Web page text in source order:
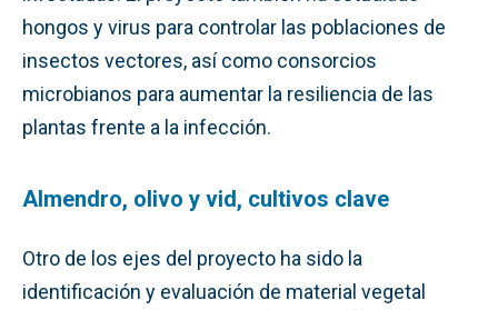
hongos y virus para controlar las poblaciones de
insectos vectores, así como consorcios
microbianos para aumentar la resiliencia de las
plantas frente a la infección.
Almendro, olivo y vid, cultivos clave
Otro de los ejes del proyecto ha sido la
identificación y evaluación de material vegetal